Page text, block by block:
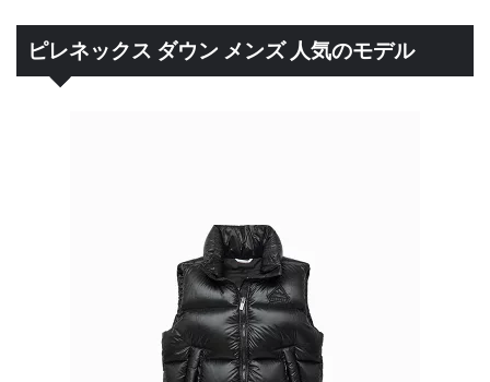
ピレネックス ダウン メンズ 人気のモデル